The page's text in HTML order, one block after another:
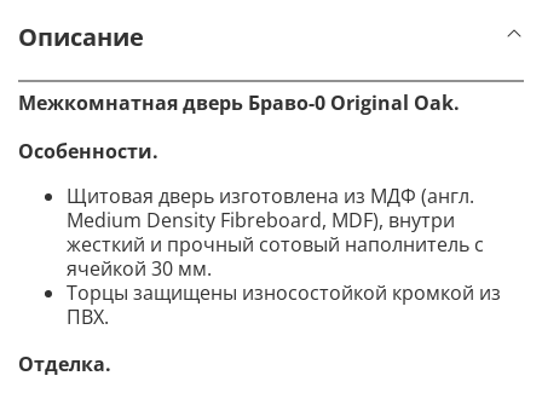
Описание
Межкомнатная дверь Браво-0 Original Oak.
Особенности.
Щитовая дверь изготовлена из МДФ (англ.
Medium Density Fibreboard, MDF), внутри
жесткий и прочный сотовый наполнитель с
ячейкой 30 мм.
Торцы защищены износостойкой кромкой из
ПВХ.
Отделка.